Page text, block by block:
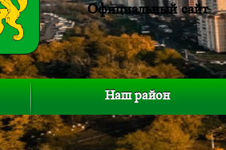
Официальный сайт
Наш район